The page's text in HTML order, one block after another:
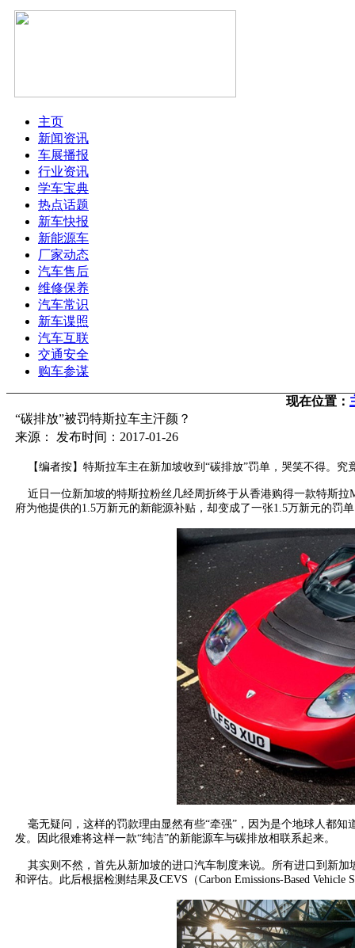
主页
新闻资讯
车展播报
行业资讯
学车宝典
热点话题
新车快报
新能源车
厂家动态
汽车售后
维修保养
汽车常识
新车谍照
汽车互联
交通安全
购车参谋
现在位置：
“碳排放”被罚特斯拉车主汗颜？
来源： 发布时间：2017-01-26
【编者按】特斯拉车主在新加坡收到“碳排放”罚单，哭笑不得。究
近日一位新加坡的特斯拉粉丝几经周折终于从香港购得一款特斯拉
府为他提供的1.5万新元的新能源补贴，却变成了一张1.5万新元的罚
毫无疑问，这样的罚款理由显然有些“牵强”，因为是个地球人都知
发。因此很难将这样一款“纯洁”的新能源车与碳排放相联系起来。
其实则不然，首先从新加坡的进口汽车制度来说。所有进口到新加
和评估。此后根据检测结果及CEVS（Carbon Emissions-Based